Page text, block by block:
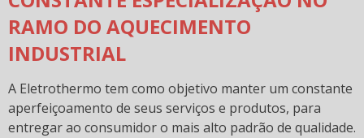
RAMO DO AQUECIMENTO
INDUSTRIAL
A Eletrothermo tem como objetivo manter um constante
aperfeiçoamento de seus serviços e produtos, para
entregar ao consumidor o mais alto padrão de qualidade.